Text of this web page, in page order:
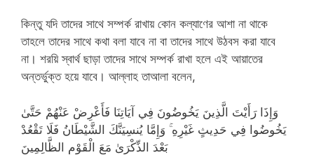
কিন্তু যদি তাদের সাথে সম্পর্ক রাখায় কোন কল্যাণের আশা না থাকে
তাহলে তাদের সাথে কথা বলা যাবে না বা তাদের সাথে উঠবস করা যাবে
না। শরয়ি স্বার্থ ছাড়া তাদের সাথে সম্পর্ক রাখা হলে এই আয়াতের
অন্তর্ভুক্ত হয়ে যাবে। আল্লাহ তাআলা বলেন,
وَإِذَا رَأَيْتَ الَّذِينَ يَخُوضُونَ فِي آيَاتِنَا فَأَعْرِضْ عَنْهُمْ حَتَّىٰ
يَخُوضُوا فِي حَدِيثٍ غَيْرِهِ ۚ وَإِمَّا يُنسِيَنَّكَ الشَّيْطَانُ فَلَا تَقْعُدْ
بَعْدَ الذِّكْرَىٰ مَعَ الْقَوْمِ الظَّالِمِينَ